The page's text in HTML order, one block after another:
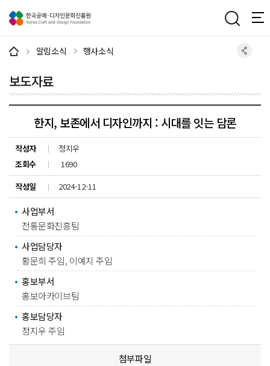
알림소식 행사소식
보도자료
한지, 보존에서 디자인까지 : 시대를 잇는 담론
작성자
정지우
조회수
1690
작성일
2024-12-11
사업부서
전통문화진흥팀
사업담당자
황문희 주임, 이예지 주임
홍보부서
홍보아카이브팀
홍보담당자
정지우 주임
첨부파일